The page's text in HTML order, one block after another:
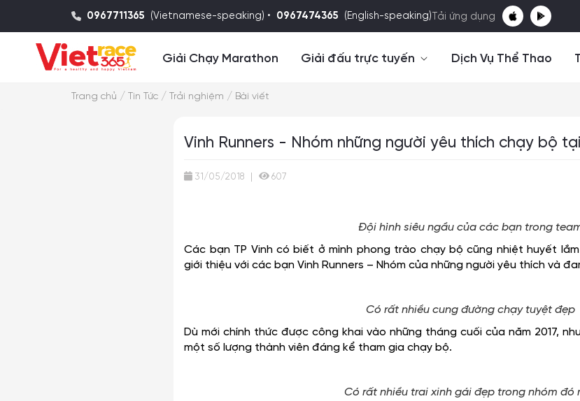
0967711365 (Vietnamese-speaking) • 0967474365 (English-speaking) Tải ứng dụng
Giải Chạy Marathon Giải đấu trực tuyến Dịch Vụ Thể Thao
Trang chủ / Tin Tức / Trải nghiệm / Bài viết
Vinh Runners - Nhóm những người yêu thích chạy bộ
31/05/2018 | 607
Đội hình siêu ngầu của các bạn trong
Các bạn TP Vinh có biết ở mình phong trào chạy bộ cũng nhiệt huyết
giới thiệu với các bạn Vinh Runners – Nhóm của những người yêu thích và
Có rất nhiều cung đường chạy tuyệt đẹp
Dù mới chính thức được công khai vào những tháng cuối của năm 2017,
một số lượng thành viên đáng kể tham gia chạy bộ.
Có rất nhiều trai xinh gái đẹp trong nhóm đó